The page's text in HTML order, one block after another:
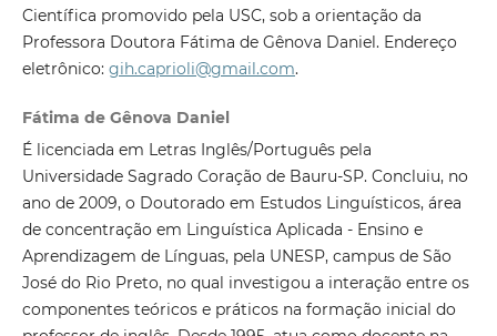
Científica promovido pela USC, sob a orientação da
Professora Doutora Fátima de Gênova Daniel. Endereço
eletrônico: gih.caprioli@gmail.com.
Fátima de Gênova Daniel
É licenciada em Letras Inglês/Português pela
Universidade Sagrado Coração de Bauru-SP. Concluiu, no
ano de 2009, o Doutorado em Estudos Linguísticos, área
de concentração em Linguística Aplicada - Ensino e
Aprendizagem de Línguas, pela UNESP, campus de São
José do Rio Preto, no qual investigou a interação entre os
componentes teóricos e práticos na formação inicial do